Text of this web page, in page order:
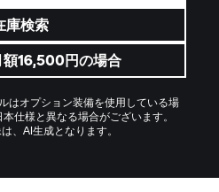
庫検索
額16,500円の場合
はオプション装備を使用している場
仕様と異なる場合がございます。
、AI生成となります。